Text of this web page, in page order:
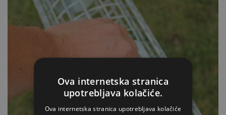
Ova internetska stranica
upotrebljava kolačiće.
Ova internetska stranica upotrebljava kolačiće